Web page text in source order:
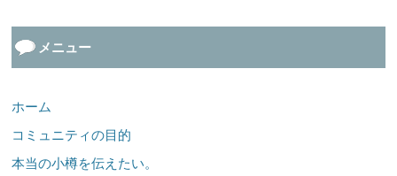
メニュー
ホーム
コミュニティの目的
本当の小樽を伝えたい。